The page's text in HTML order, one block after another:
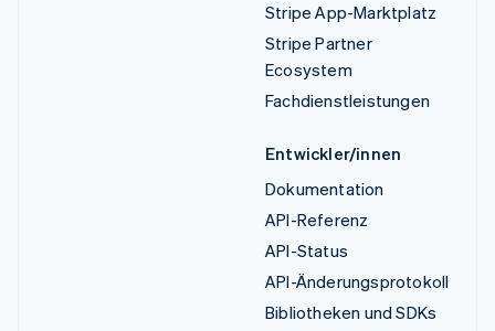
Stripe App-Marktplatz
Stripe Partner
Ecosystem
Fachdienstleistungen
Entwickler/innen
Dokumentation
API-Referenz
API-Status
API-Änderungsprotokoll
Bibliotheken und SDKs